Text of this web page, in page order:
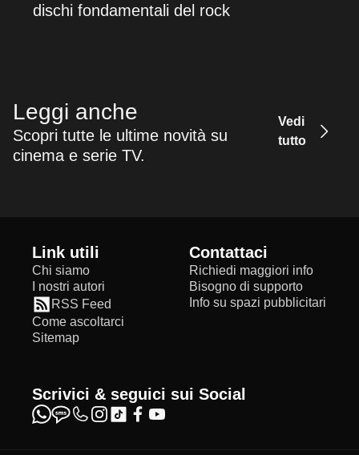
dischi fondamentali del rock
Leggi anche
Scopri tutte le ultime novità su
cinema e serie TV.
Vedi
tutto
Link utili
Chi siamo
I nostri autori
RSS Feed
Come ascoltarci
Sitemap
Contattaci
Richiedi maggiori info
Bisogno di supporto
Info su spazi pubblicitari
Scrivici & seguici sui Social